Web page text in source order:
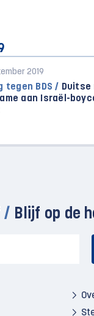
2019
tegen BDS /
aan Israël-
/ Blijf op de